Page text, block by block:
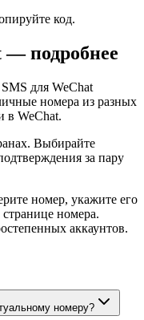
код.
— подробнее
для WeChat
номера из разных
в WeChat.
Выбирайте
за пару
номер, укажите его
номера.
аккаунтов.
номеру?